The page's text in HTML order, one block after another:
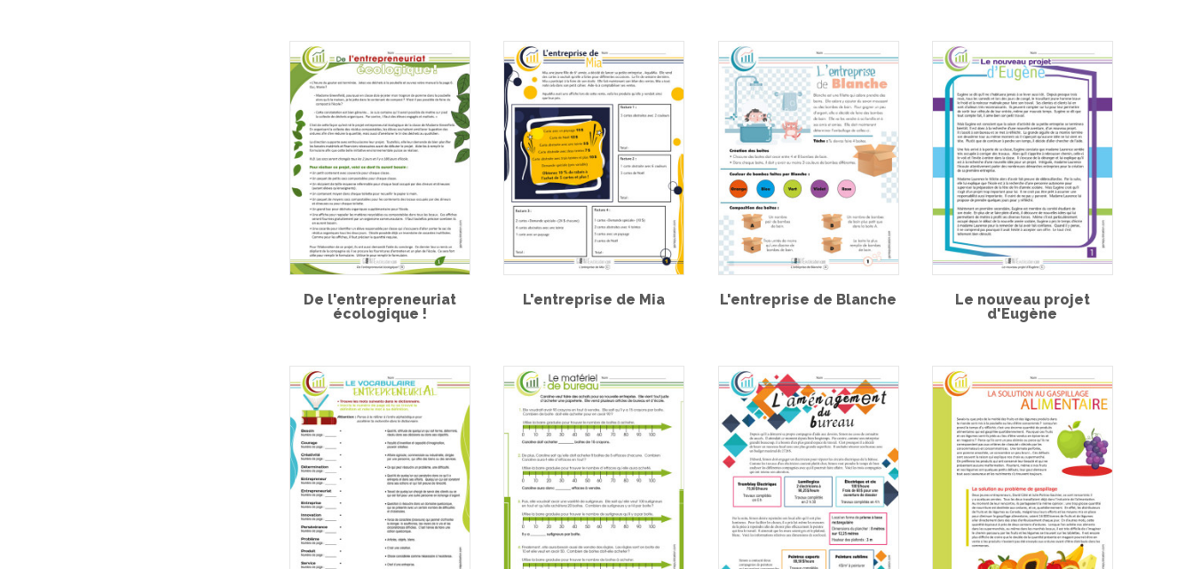
De l'entrepreneuriat
écologique !
L'entreprise de Mia L'entreprise de Blanche
Le nouveau projet
d'Eugène